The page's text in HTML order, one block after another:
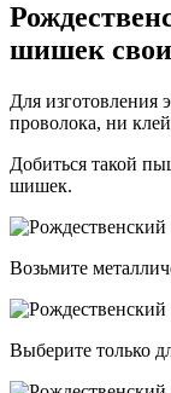
шишек
Для изготовления
проволока, ни
Добиться такой
шишек.
Возьмите
Выберите только